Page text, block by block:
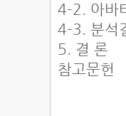
4-2. 아바
4-3. 분석
5. 결 론
참고문헌